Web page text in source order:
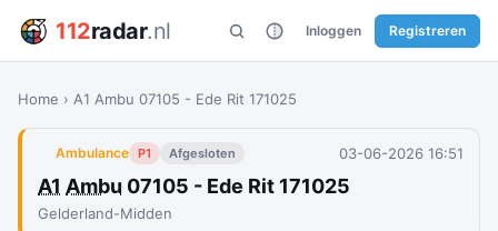
112radar.nl Inloggen Registreren
Home › A1 Ambu 07105 - Ede Rit 171025
Ambulance P1 Afgesloten 03-06-2026 16:51
A1 Ambu 07105 - Ede Rit 171025
Gelderland-Midden